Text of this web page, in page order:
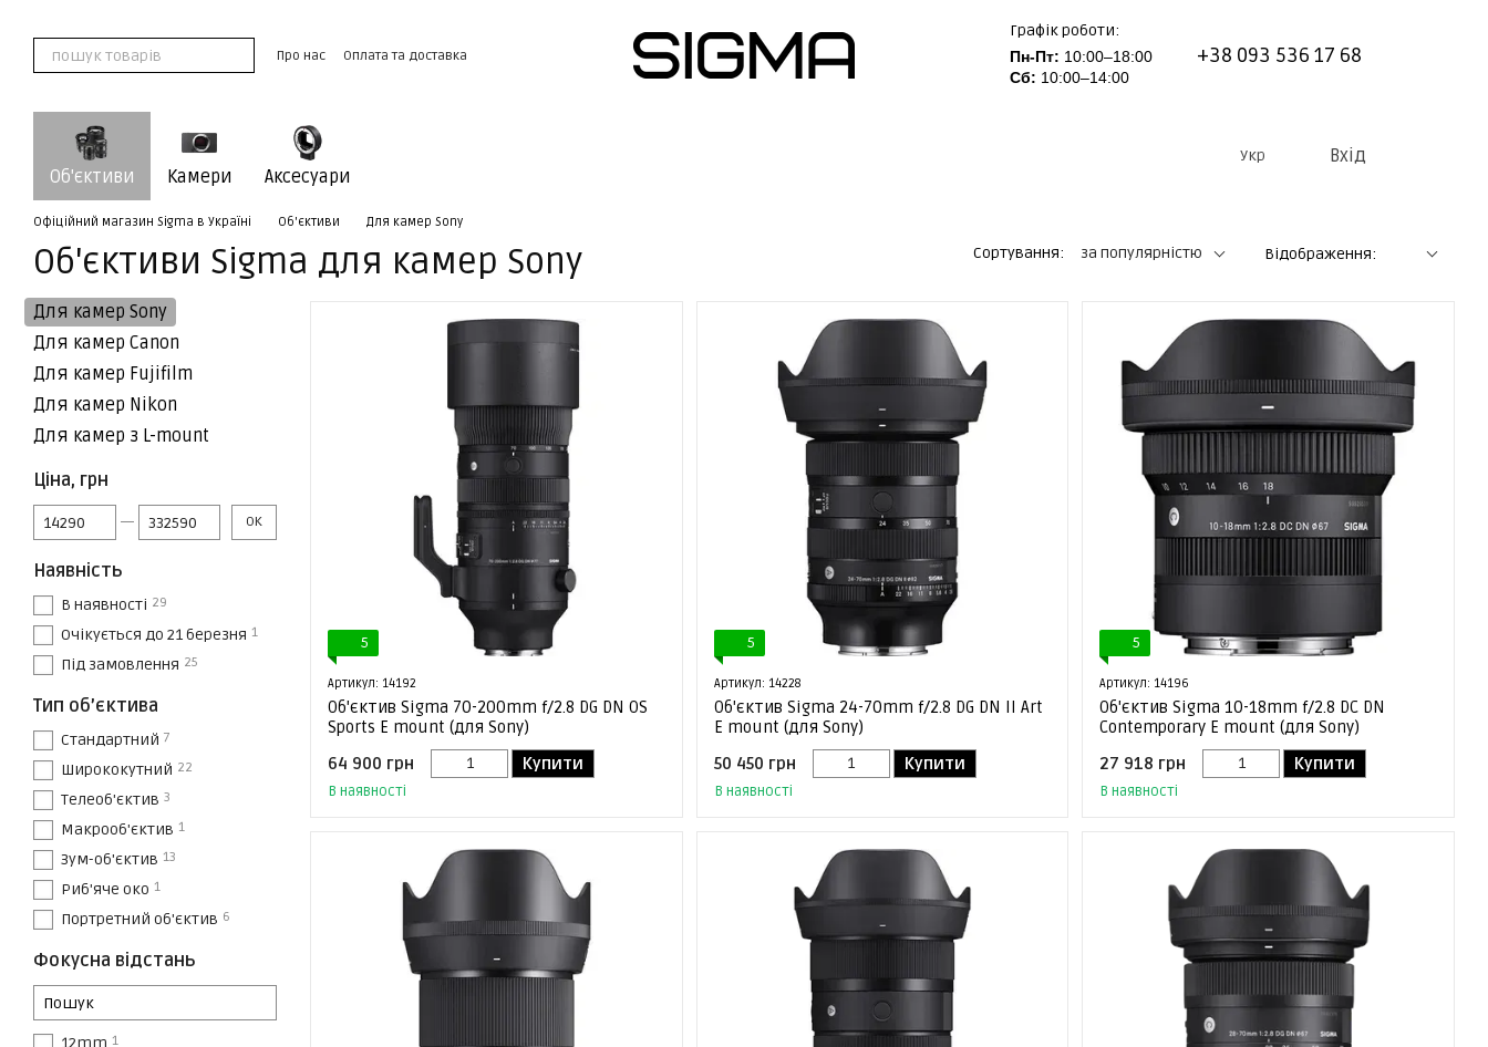
Про нас
Оплата та доставка
Графік роботи:
Пн-Пт: 10:00–18:00
Сб: 10:00–14:00
+38 093 536 17 68
Об'єктиви Камери Аксесуари
Укр Вхід
Офіційний магазин Sigma в Україні Об'єктиви Для камер Sony
Об'єктиви Sigma для камер Sony Сортування: за популярністю Відображення:
5
Артикул: 14192
Об'єктив Sigma 70-200mm f/2.8 DG DN OS
Sports E mount (для Sony)
64 900 грн
Купити
В наявності
5
Артикул: 14228
Об'єктив Sigma 24-70mm f/2.8 DG DN II Art
E mount (для Sony)
50 450 грн
Купити
В наявності
5
Артикул: 14196
Об'єктив Sigma 10-18mm f/2.8 DC DN
Contemporary E mount (для Sony)
27 918 грн
Купити
В наявності
Для камер Sony
Для камер Canon
Для камер Fujifilm
Для камер Nikon
Для камер з L-mount
Ціна, грн
Від Ціна, грн
До Ціна, грн ОК
Наявність
В наявності 29
Очікується до 21 березня 1
Під замовлення 25
Тип об’єктива
Стандартний 7
Ширококутний 22
Телеоб'єктив 3
Макрооб'єктив 1
Зум-об'єктив 13
Риб'яче око 1
Портретний об'єктив 6
Фокусна відстань
12mm 1